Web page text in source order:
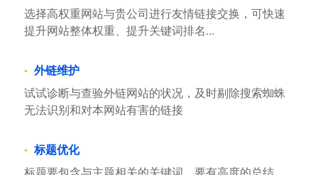
选择高权重网站与贵公司进行友情链接交换，可快速
提升网站整体权重、提升关键词排名...
外链维护
试试诊断与查验外链网站的状况，及时剔除搜索蜘蛛
无法识别和对本网站有害的链接
标题优化